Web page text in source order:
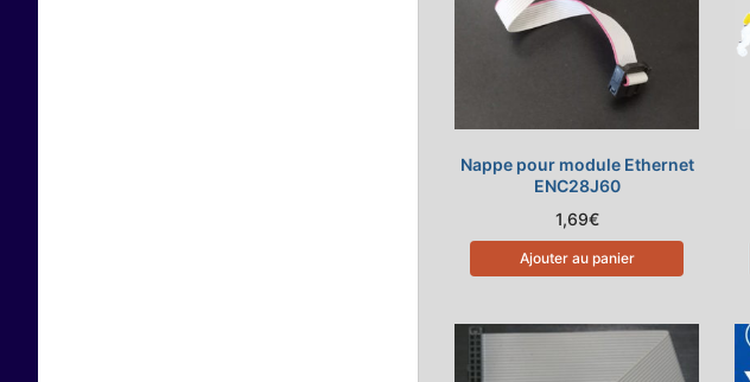
Nappe pour module Ethernet
ENC28J60
1,69€
Ajouter au panier